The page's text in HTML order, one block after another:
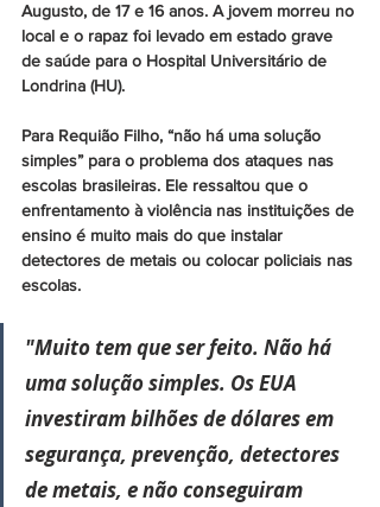
Augusto, de 17 e 16 anos. A jovem morreu no
local e o rapaz foi levado em estado grave
de saúde para o Hospital Universitário de
Londrina (HU).
Para Requião Filho, “não há uma solução
simples” para o problema dos ataques nas
escolas brasileiras. Ele ressaltou que o
enfrentamento à violência nas instituições de
ensino é muito mais do que instalar
detectores de metais ou colocar policiais nas
escolas.
"Muito tem que ser feito. Não há
uma solução simples. Os EUA
investiram bilhões de dólares em
segurança, prevenção, detectores
de metais, e não conseguiram